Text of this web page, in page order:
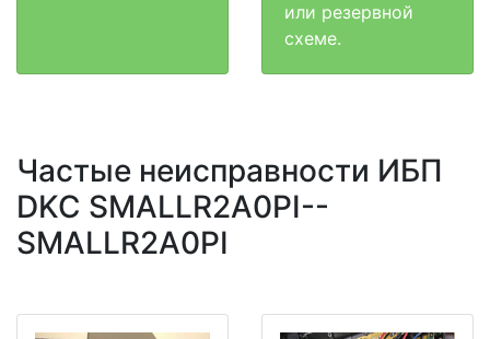
или резервной
схеме.
Частые неисправности ИБП
DKC SMALLR2A0PI--
SMALLR2A0PI